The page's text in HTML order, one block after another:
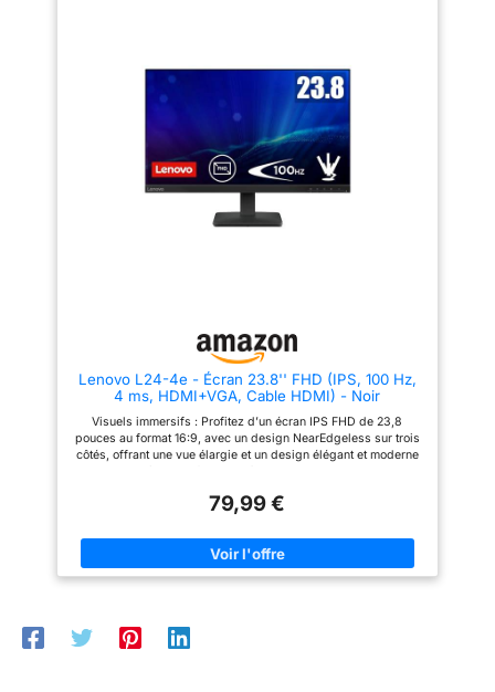
l’écran. La technologie Eye Care
Plus comprend le mode Color
utilisateurs souffrant d'un
déficit de vision des couleurs à
mieux distinguer les nuances,
tandis que le mode Rest
Reminder aide les utilisateurs à
l'écran ASUS DisplayWidget
synchronisée avec votre carte
graphique pour une expérience
visuelle transparente [Design
Micro-Edge à trois côtés]
Profitez d'une vue immersive et
sans bordure grâce à la
conception à trois côtés en
micro-bordures. Le ecran pc
permet une connectivité multi-
périodes prolongées de travail,
d'étude ou de jeu, tout en
[Connectivité polyvalente et
ergonomie] Connectez-vous
sans effort grâce aux ports
audio. Vous pouvez également
profiter d'un support inclinable
VESA (100x100 mm) pour un
positionnement personnalisé
Lenovo L24-4e - Écran 23.8'' FHD (IPS, 100 Hz,
4 ms, HDMI+VGA, Cable HDMI) - Noir
Visuels immersifs : Profitez d’un écran IPS FHD de 23,8
pouces au format 16:9, avec un design NearEdgeless sur trois
côtés, offrant une vue élargie et un design élégant et moderne
compatibilité rapide et fluide avec les ordinateurs, consoles de
sans interférences. Confort d’utilisation : Dites adieu à la
fatigue oculaire grâce à la technologie anti-scintillement
intégrée, tout en profitant des avantages de son support
précises et détaillées. Approche responsable : Le Lenovo L24-
79,99 €